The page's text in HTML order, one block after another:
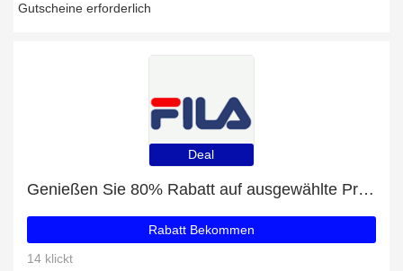
Gutscheine erforderlich
Deal
Genießen Sie 80% Rabatt auf ausgewählte Produkte
Rabatt Bekommen
14 klickt